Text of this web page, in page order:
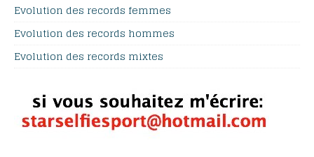
Evolution des records femmes
Evolution des records hommes
Evolution des records mixtes